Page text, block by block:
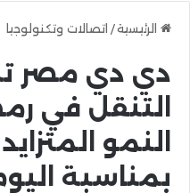
الرئيسية/ اتصالات وتكنولوجيا
دي دي مصر
التنقل في
النمو
بمناسبة